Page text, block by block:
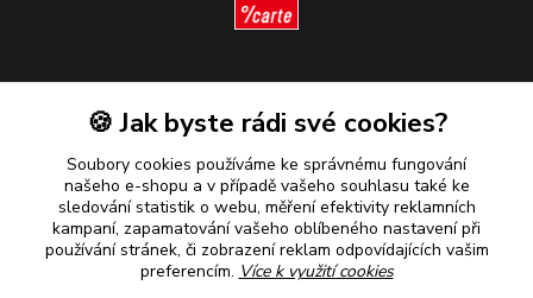
Plaťte u nás bezpečně
🍪 Jak byste rádi své cookies?
Soubory cookies používáme ke správnému fungování
našeho e-shopu a v případě vašeho souhlasu také ke
sledování statistik o webu, měření efektivity reklamních
kampaní, zapamatování vašeho oblíbeného nastavení při
používání stránek, či zobrazení reklam odpovídajících vašim
preferencím. Více k využití cookies